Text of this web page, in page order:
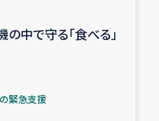
緊急支援
中で守る「食べる」
緊急支援